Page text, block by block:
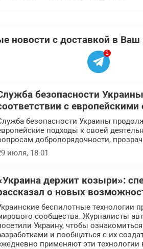
новости с доставкой в
2
безопасности
с европейскими
безопасности Украины
подходы к своей
добропорядочности,
июля, 18:01
держит козыри»:
о новых
беспилотные технологии
сообщества. Журналисты
Украину, чтобы
и пообщаться с их
применяют эти технологии